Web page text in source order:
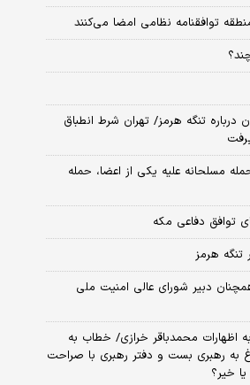
درباره تنگه هرمز/ تهران شرط انطباق
مسلحانه علیه یکی از اعضا، حمله
توافق دفاعی مکه
هرمز
دبیر شورای ‌عالی امنیت ملی
اظهارات محمدباقر خرازی/ خطاب به
رهبری بست و دفتر رهبری با صراحت
خیر؟